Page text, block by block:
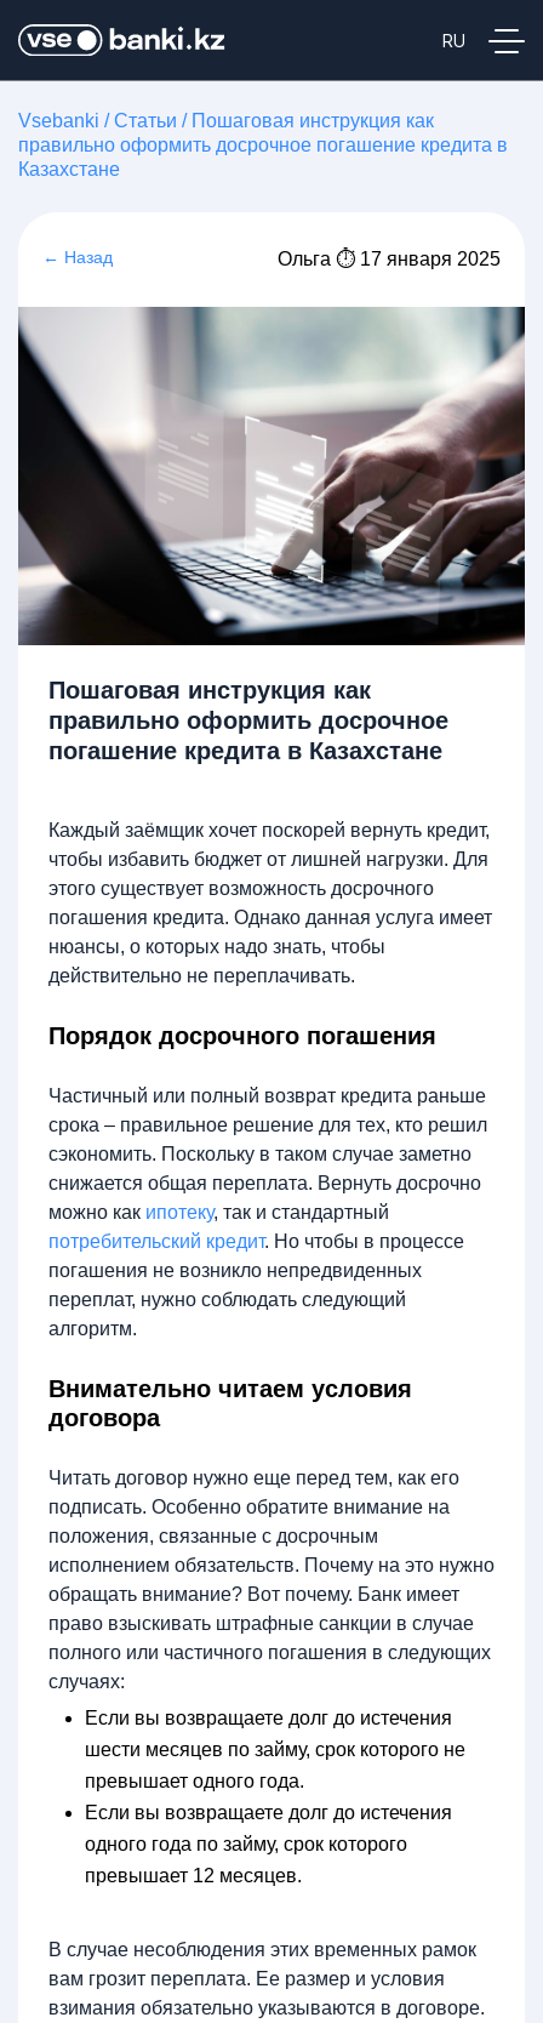
Vsebanki /Статьи / Пошаговая инструкция как
правильно оформить досрочное погашение кредита в
Казахстане
← Назад Ольга ⏱ 17 января 2025
Пошаговая инструкция как
правильно оформить досрочное
погашение кредита в Казахстане
Каждый заёмщик хочет поскорей вернуть кредит,
чтобы избавить бюджет от лишней нагрузки. Для
этого существует возможность досрочного
погашения кредита. Однако данная услуга имеет
нюансы, о которых надо знать, чтобы
действительно не переплачивать.
Порядок досрочного погашения
Частичный или полный возврат кредита раньше
срока – правильное решение для тех, кто решил
сэкономить. Поскольку в таком случае заметно
снижается общая переплата. Вернуть досрочно
можно как ипотеку, так и стандартный
потребительский кредит. Но чтобы в процессе
погашения не возникло непредвиденных
переплат, нужно соблюдать следующий
алгоритм.
Внимательно читаем условия
договора
Читать договор нужно еще перед тем, как его
подписать. Особенно обратите внимание на
положения, связанные с досрочным
исполнением обязательств. Почему на это нужно
обращать внимание? Вот почему. Банк имеет
право взыскивать штрафные санкции в случае
полного или частичного погашения в следующих
случаях:
Если вы возвращаете долг до истечения
шести месяцев по займу, срок которого не
превышает одного года.
Если вы возвращаете долг до истечения
одного года по займу, срок которого
превышает 12 месяцев.
В случае несоблюдения этих временных рамок
вам грозит переплата. Ее размер и условия
взимания обязательно указываются в договоре.